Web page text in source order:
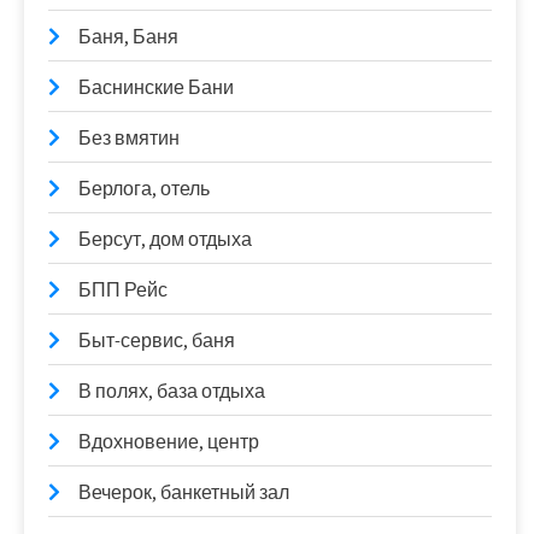
Баня, Баня
Баснинские Бани
Без вмятин
Берлога, отель
Берсут, дом отдыха
БПП Рейс
Быт-сервис, баня
В полях, база отдыха
Вдохновение, центр
Вечерок, банкетный зал